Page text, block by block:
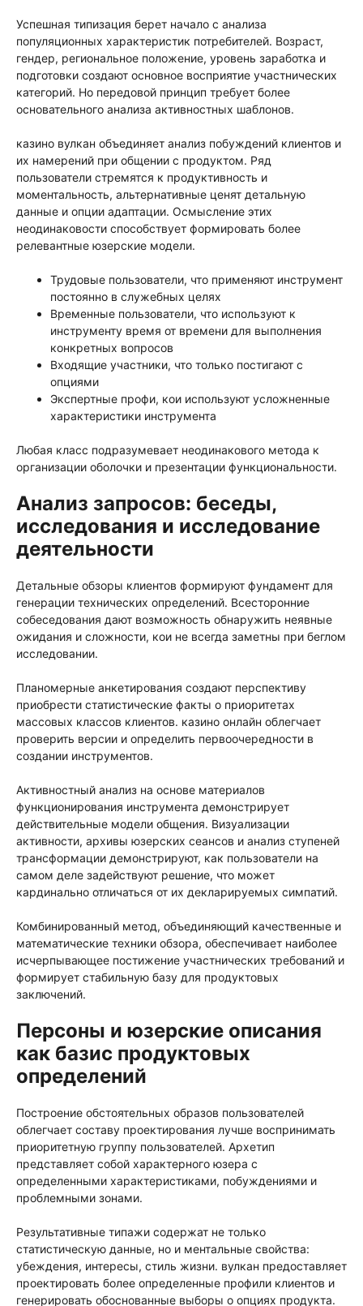
Успешная типизация берет начало с анализа
популяционных характеристик потребителей. Возраст,
гендер, региональное положение, уровень заработка и
подготовки создают основное восприятие участнических
категорий. Но передовой принцип требует более
основательного анализа активностных шаблонов.
казино вулкан объединяет анализ побуждений клиентов и
их намерений при общении с продуктом. Ряд
пользователи стремятся к продуктивность и
моментальность, альтернативные ценят детальную
данные и опции адаптации. Осмысление этих
неодинаковости способствует формировать более
релевантные юзерские модели.
Трудовые пользователи, что применяют инструмент
постоянно в служебных целях
Временные пользователи, что используют к
инструменту время от времени для выполнения
конкретных вопросов
Входящие участники, что только постигают с
опциями
Экспертные профи, кои используют усложненные
характеристики инструмента
Любая класс подразумевает неодинакового метода к
организации оболочки и презентации функциональности.
Анализ запросов: беседы,
исследования и исследование
деятельности
Детальные обзоры клиентов формируют фундамент для
генерации технических определений. Всесторонние
собеседования дают возможность обнаружить неявные
ожидания и сложности, кои не всегда заметны при беглом
исследовании.
Планомерные анкетирования создают перспективу
приобрести статистические факты о приоритетах
массовых классов клиентов. казино онлайн облегчает
проверить версии и определить первоочередности в
создании инструментов.
Активностный анализ на основе материалов
функционирования инструмента демонстрирует
действительные модели общения. Визуализации
активности, архивы юзерских сеансов и анализ ступеней
трансформации демонстрируют, как пользователи на
самом деле задействуют решение, что может
кардинально отличаться от их декларируемых симпатий.
Комбинированный метод, объединяющий качественные и
математические техники обзора, обеспечивает наиболее
исчерпывающее постижение участнических требований и
формирует стабильную базу для продуктовых
заключений.
Персоны и юзерские описания
как базис продуктовых
определений
Построение обстоятельных образов пользователей
облегчает составу проектирования лучше воспринимать
приоритетную группу пользователей. Архетип
представляет собой характерного юзера с
определенными характеристиками, побуждениями и
проблемными зонами.
Результативные типажи содержат не только
статистическую данные, но и ментальные свойства:
убеждения, интересы, стиль жизни. вулкан предоставляет
проектировать более определенные профили клиентов и
генерировать обоснованные выборы о опциях продукта.